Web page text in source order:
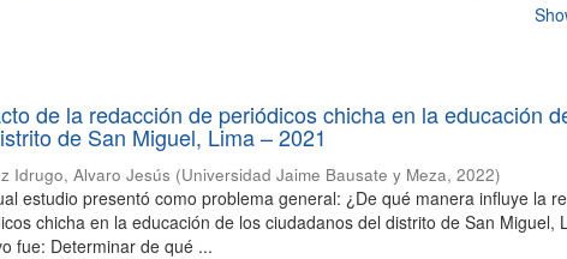
de la redacción de periódicos chicha en la educación
de San Miguel, Lima – 2021
Idrugo, Alvaro Jesús (Universidad Jaime Bausate y Meza,2022)
estudio presentó como problema general: ¿De qué manera influye la
chicha en la educación de los ciudadanos del distrito de San Miguel,
fue: Determinar de qué ...